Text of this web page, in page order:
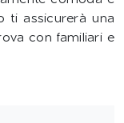
ti assicurerà una
con familiari e